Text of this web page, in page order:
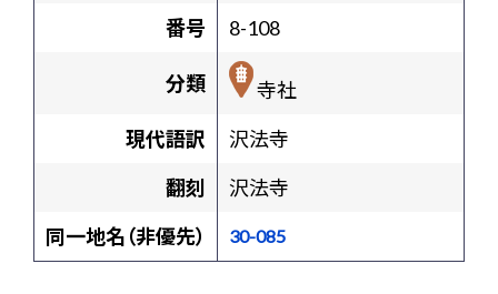
番号
8-108
分類
寺社
現代語訳
沢法寺
翻刻
沢法寺
同一地名（非優先）
30-085